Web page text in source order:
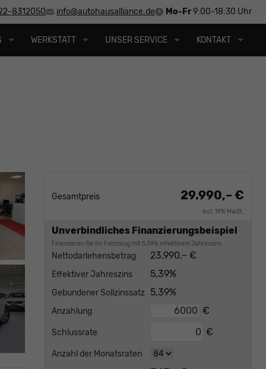
8312050 info@autohausalliance.de Mo-Fr9:00-18:30 Uhr
WERKSTATT UNSER SERVICE KONTAKT
Gesamtpreis 29.990,– €
incl. 19% MwSt.
Unverbindliches Finanzierungsbeispiel
Finanzieren Sie Ihr Fahrzeug mit 5,39% effektivem Jahreszins
Nettodarlehensbetrag 23.990,– €
Effektiver Jahreszins 5,39%
Gebundener Sollzinssatz 5,39%
Anzahlung €
Schlussrate €
Anzahl der Monatsraten